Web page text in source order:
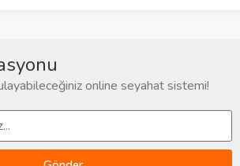
online seyahat sistemi!